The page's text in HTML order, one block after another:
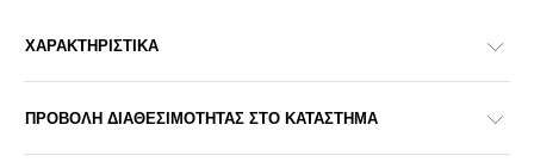
ΧΑΡΑΚΤΗΡΙΣΤΙΚΑ
ΠΡΟΒΟΛΗ ΔΙΑΘΕΣΙΜΟΤΗΤΑΣ ΣΤΟ ΚΑΤΑΣΤΗΜΑ